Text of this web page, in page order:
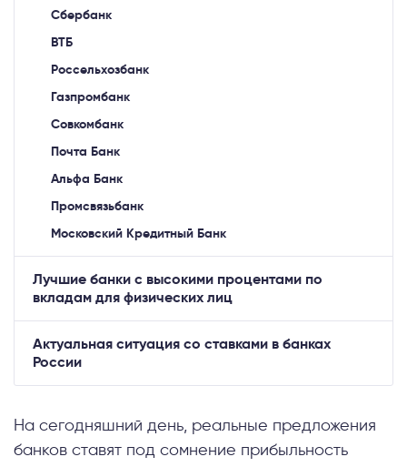
Сбербанк
ВТБ
Россельхозбанк
Газпромбанк
Совкомбанк
Почта Банк
Альфа Банк
Промсвязьбанк
Московский Кредитный Банк
Лучшие банки с высокими процентами по
вкладам для физических лиц
Актуальная ситуация со ставками в банках
России
На сегодняшний день, реальные предложения
банков ставят под сомнение прибыльность